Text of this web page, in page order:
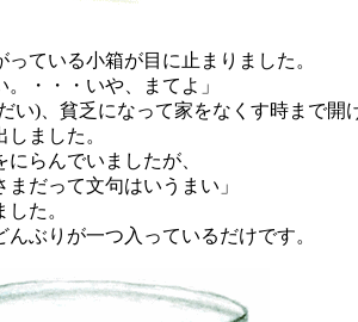
ている小箱が目に止まりました。
・・・いや、まてよ」
)、貧乏になって家をなくす時まで開
ました。
らんでいましたが、
だって文句はいうまい」
た。
ぶりが一つ入っているだけです。